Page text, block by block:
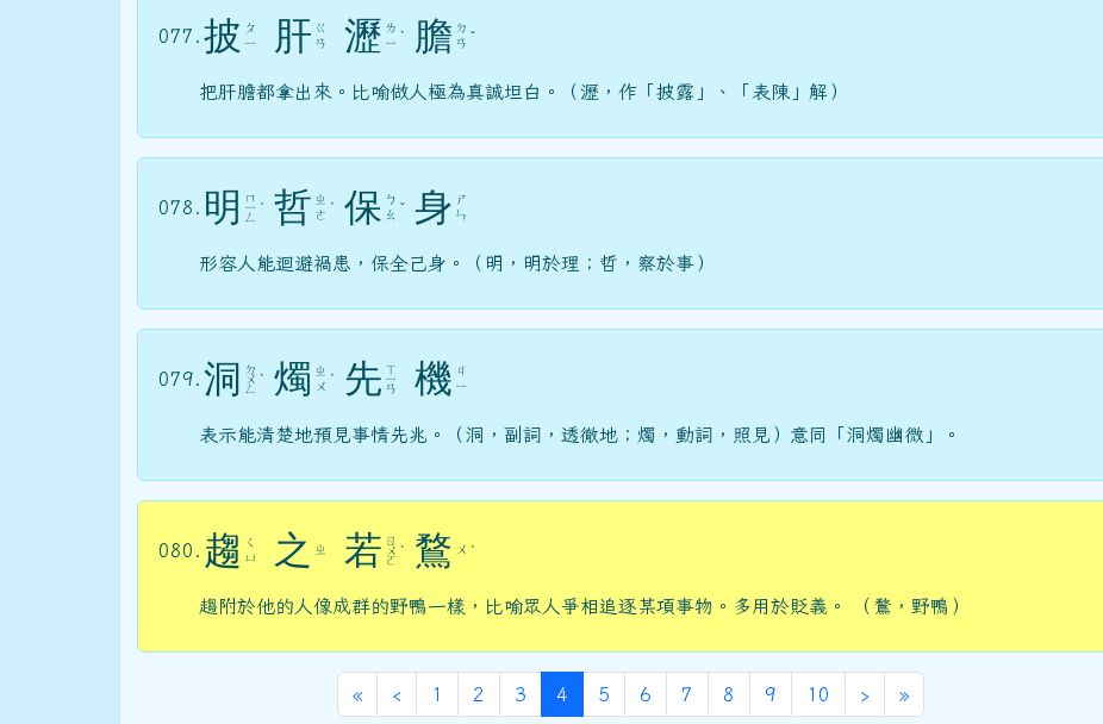
077. 披 ㄆ
ㄧ
肝 ㄍ
ㄢ
瀝 ㄌ
ㄧ ˋ 膽 ㄉ
ㄢ ˇ
把肝膽都拿出來。比喻做人極為真誠坦白。（瀝，作「披露」、「表陳」解）
078. 明 ㄇ
ㄧ
ㄥ
ˊ 哲 ㄓ
ㄜ ˊ 保 ㄅ
ㄠ ˇ 身 ㄕ
ㄣ
形容人能迴避禍患，保全己身。（明，明於理；哲，察於事）
079. 洞 ㄉ
ㄨ
ㄥ
ˋ 燭 ㄓ
ㄨ ˊ 先 ㄒ
ㄧ
ㄢ 機 ㄐ
ㄧ
表示能清楚地預見事情先兆。（洞，副詞，透徹地；燭，動詞，照見）意同「洞燭幽微」。
080. 趨
ㄑ
ㄩ
之 ㄓ 若 ㄖ
ㄨ
ㄛ
ˋ 鶩 ㄨ ˋ
趨附於他的人像成群的野鴨一樣，比喻眾人爭相追逐某項事物。多用於貶義。 （鶩，野鴨）
«第一頁
‹上一頁
1 2 3 4(目前頁次)
5 6 7 8 9 10 ›下一頁
»最後頁